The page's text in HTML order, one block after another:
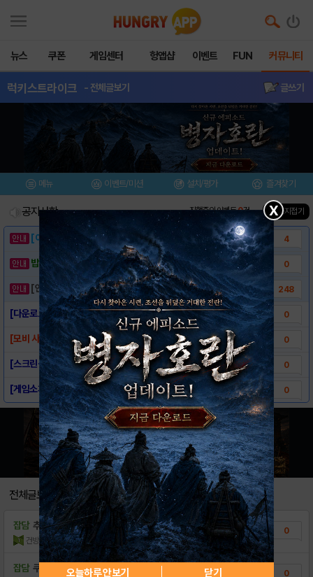
뉴스 쿠폰 게임센터 헝앱샵 이벤트 FUN 커뮤니티
럭키스트라이크 - 전체글보기 글쓰기
메뉴 이벤트/미션 설치/평가 즐겨찾기
공지사항 진행중인 이벤트0건 ▲ 공지접기
[이벤트] 웃음으로 매일매일 해피! 유머 게시.. 4
밥알이의 헝앱통신 ⑲ “밥알이, 드디어 멀티를.. 0
[안내] 헝그리앱 필수 상식! 밥알 획득 안내.. 248
[다운로드링크] - 럭키스트라이크 0
[모비 사전예약] 럭키 스트라이크 0
[스크린샷] - 럭키스트라이크 0
[게임소개] - 럭키스트라이크 0
전체글보기
잡담 추억이다
건방지다 조회수:15 | 18.08.22
0
잡담 쿠폰 나눠요~ 0
X
오늘하루 안보기 닫기